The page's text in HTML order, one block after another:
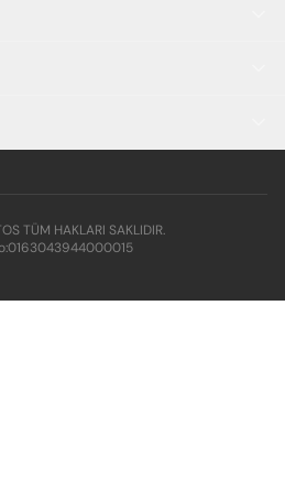
TÜM HAKLARI SAKLIDIR.
0163043944000015